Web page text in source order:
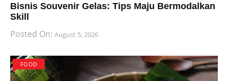
Bisnis Souvenir Gelas: Tips Maju Bermodalkan
Skill
Posted On: August 5, 2026
FOOD